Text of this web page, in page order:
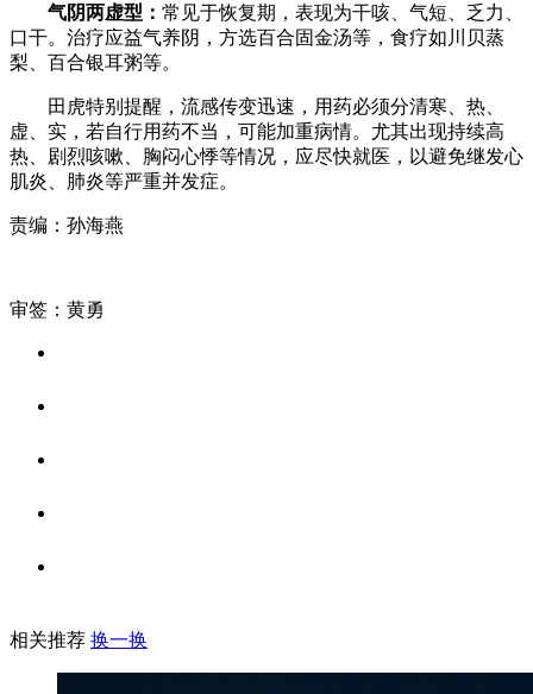
气阴两虚型： 常见于恢复期，表现为干咳、气短、乏力、
口干。治疗应益气养阴，方选百合固金汤等，食疗如川贝蒸
梨、百合银耳粥等。
田虎特别提醒，流感传变迅速，用药必须分清寒、热、
虚、实，若自行用药不当，可能加重病情。尤其出现持续高
热、剧烈咳嗽、胸闷心悸等情况，应尽快就医，以避免继发心
肌炎、肺炎等严重并发症。
责编：孙海燕
审签：黄勇
相关推荐 换一换